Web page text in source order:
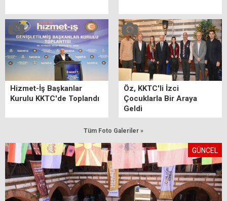
Hizmet-İş Başkanlar
Kurulu KKTC'de Toplandı
Öz, KKTC'li İzci
Çocuklarla Bir Araya
Geldi
Tüm Foto Galeriler »
GÜNCEL